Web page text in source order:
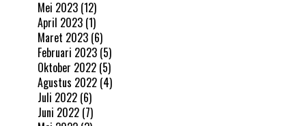
Mei 2023 (12)
April 2023 (1)
Maret 2023 (6)
Februari 2023 (5)
Oktober 2022 (5)
Agustus 2022 (4)
Juli 2022 (6)
Juni 2022 (7)